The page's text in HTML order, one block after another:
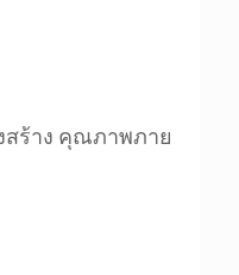
ร้าง คุณภาพภาย